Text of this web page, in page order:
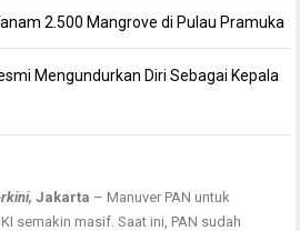
2.500 Mangrove di Pulau Pramuka
Mengundurkan Diri Sebagai Kepala
Jakarta – Manuver PAN untuk
semakin masif. Saat ini, PAN sudah